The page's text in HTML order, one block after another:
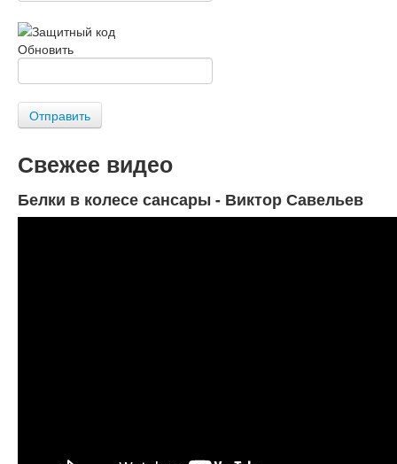
Обновить
Отправить
Свежее видео
Белки в колесе сансары - Виктор Савельев